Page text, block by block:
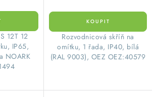
12T 12
IP65,
NOARK
​Rozvodnicová skříň na
omítku, 1 řada, IP40, bílá
(RAL 9003), OEZ OEZ:40579